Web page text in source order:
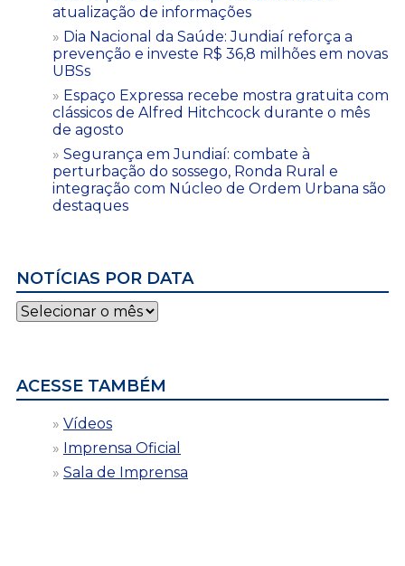
atualização de informações
Dia Nacional da Saúde: Jundiaí reforça a
prevenção e investe R$ 36,8 milhões em novas
UBSs
Espaço Expressa recebe mostra gratuita com
clássicos de Alfred Hitchcock durante o mês
de agosto
Segurança em Jundiaí: combate à
perturbação do sossego, Ronda Rural e
integração com Núcleo de Ordem Urbana são
destaques
NOTÍCIAS POR DATA
Notícias
por
ACESSE TAMBÉM
Vídeos
Imprensa Oficial
Sala de Imprensa